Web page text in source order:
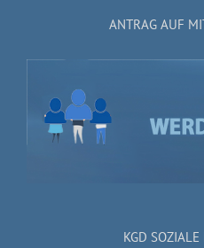
ANTRAG AUF
KGD SOZIALE